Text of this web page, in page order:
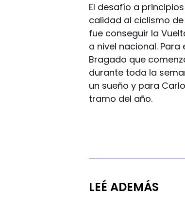
El desafío a
calidad al ciclismo
fue conseguir la
a nivel nacional.
Bragado que
durante toda la
un sueño y para
tramo del año.
LEÉ ADEMÁS